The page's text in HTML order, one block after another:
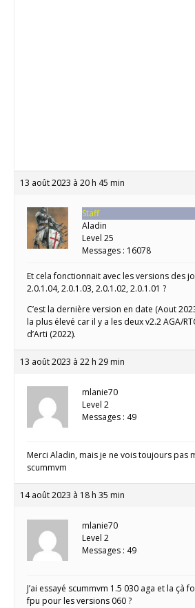
13 août 2023 à 20 h 45 min
Staff
Aladin
Level 25
Messages : 16078
Et cela fonctionnait avec les versions des
2.0.1.04, 2.0.1.03, 2.0.1.02, 2.0.1.01 ?
C’est la dernière version en date (Aout
la plus élevé car il y a les deux v2.2 AGA/
d’Arti (2022).
13 août 2023 à 22 h 29 min
mlanie70
Level 2
Messages : 49
Merci Aladin, mais je ne vois toujours pas
scummvm
14 août 2023 à 18 h 35 min
mlanie70
Level 2
Messages : 49
J’ai essayé scummvm 1.5 030 aga et la çà
fpu pour les versions 060 ?